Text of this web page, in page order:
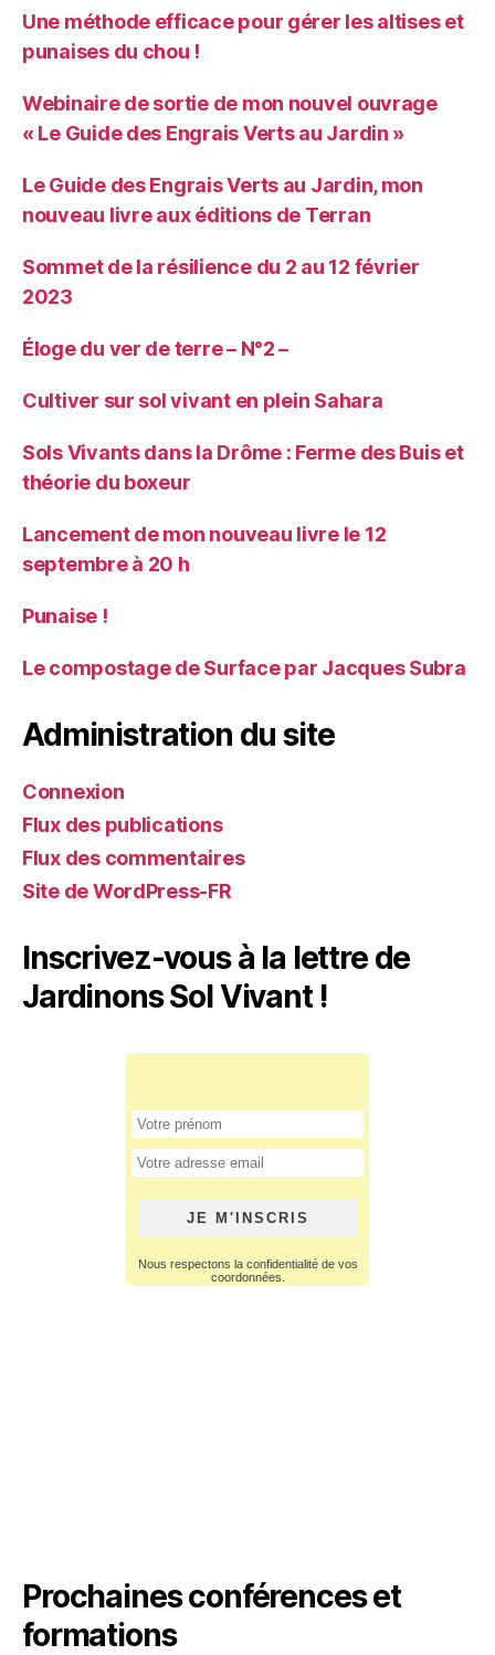
Une méthode efficace pour gérer les altises et
punaises du chou !
Webinaire de sortie de mon nouvel ouvrage
« Le Guide des Engrais Verts au Jardin »
Le Guide des Engrais Verts au Jardin, mon
nouveau livre aux éditions de Terran
Sommet de la résilience du 2 au 12 février
2023
Éloge du ver de terre – N°2 –
Cultiver sur sol vivant en plein Sahara
Sols Vivants dans la Drôme : Ferme des Buis et
théorie du boxeur
Lancement de mon nouveau livre le 12
septembre à 20 h
Punaise !
Le compostage de Surface par Jacques Subra
Administration du site
Connexion
Flux des publications
Flux des commentaires
Site de WordPress-FR
Inscrivez-vous à la lettre de
Jardinons Sol Vivant !
Prochaines conférences et
formations